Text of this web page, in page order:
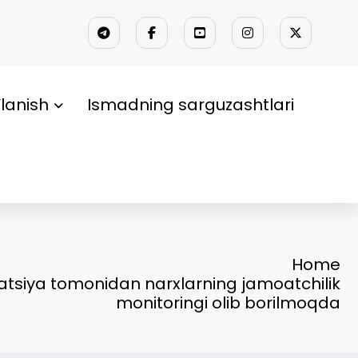
Ismadning sarguzashtlari
Home
tomonidan narxlarning jamoatchilik
monitoringi olib borilmoqda